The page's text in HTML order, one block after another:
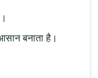
बनाता है।